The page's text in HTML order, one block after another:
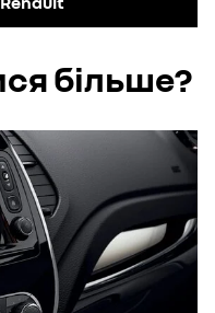
системи до 12
більше?